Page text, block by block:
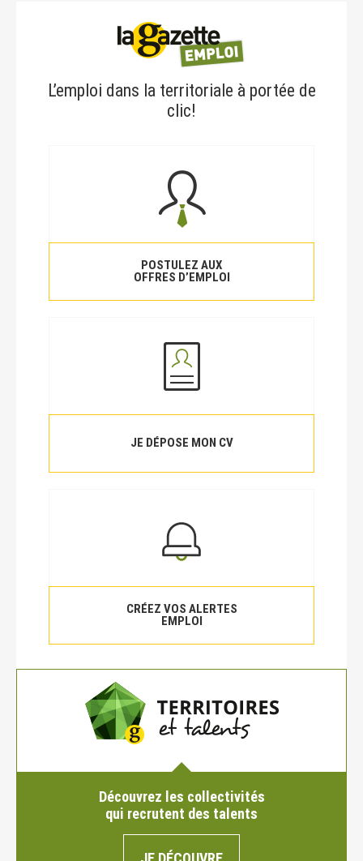
L’emploi dans la territoriale à portée de
clic!
POSTULEZ AUX
OFFRES D’EMPLOI
JE DÉPOSE MON CV
CRÉEZ VOS ALERTES
EMPLOI
Découvrez les collectivités
qui recrutent des talents